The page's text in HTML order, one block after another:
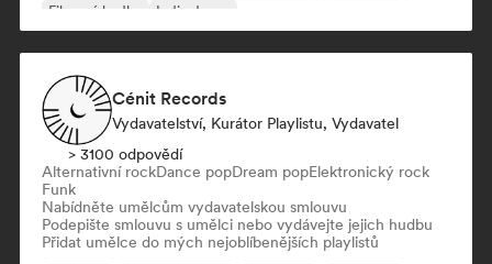
Filmová hudba
Indie dance
Cénit Records
Vydavatelství, Kurátor Playlistu, Vydavatel
> 3100 odpovědí
Alternativní rockDance popDream popElektronický rock
Funk
Nabídněte umělcům vydavatelskou smlouvu
Podepište smlouvu s umělci nebo vydávejte jejich hudbu
Přidat umělce do mých nejoblíbenějších playlistů